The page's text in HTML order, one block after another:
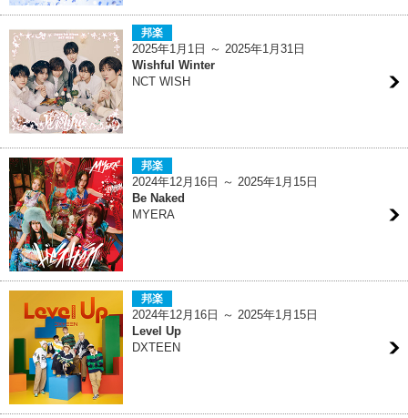
邦楽
2025年1月1日 ～ 2025年1月31日
Wishful Winter
NCT WISH
邦楽
2024年12月16日 ～ 2025年1月15日
Be Naked
MYERA
邦楽
2024年12月16日 ～ 2025年1月15日
Level Up
DXTEEN